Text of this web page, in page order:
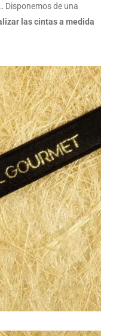
Disponemos de una
las cintas a medida